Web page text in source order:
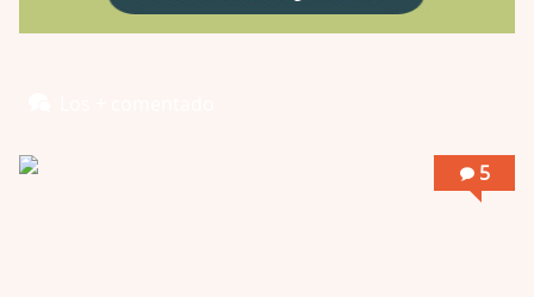
Llevo toda una vida para verla y nunca lo …
5